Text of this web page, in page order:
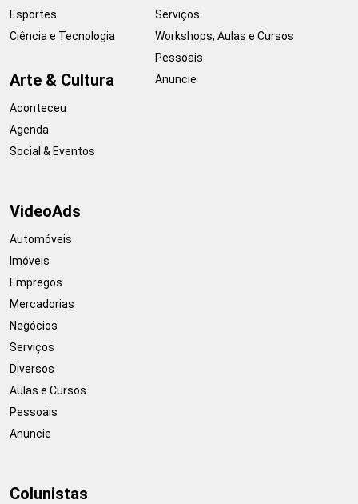
Esportes
Ciência e Tecnologia
Arte & Cultura
Aconteceu
Agenda
Social & Eventos
Serviços
Workshops, Aulas e Cursos
Pessoais
Anuncie
VideoAds
Automóveis
Imóveis
Empregos
Mercadorias
Negócios
Serviços
Diversos
Aulas e Cursos
Pessoais
Anuncie
Colunistas